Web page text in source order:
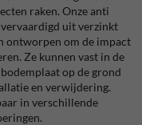
raken. Onze anti
uit verzinkt
ontworpen om de impact
Ze kunnen vast in de
op de grond
en verwijdering.
in verschillende